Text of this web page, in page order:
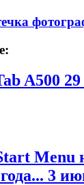
A500
Menu
3